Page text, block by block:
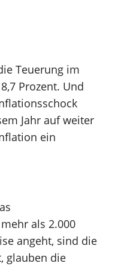
Teuerung im
Prozent. Und
Jahr auf weiter
ein
als 2.000
angeht, sind die
glauben die